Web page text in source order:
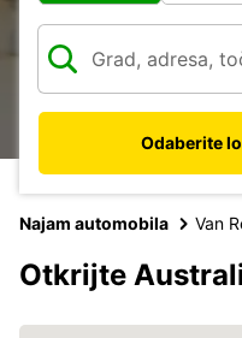
Odaberite
Najam automobila Van
Otkrijte